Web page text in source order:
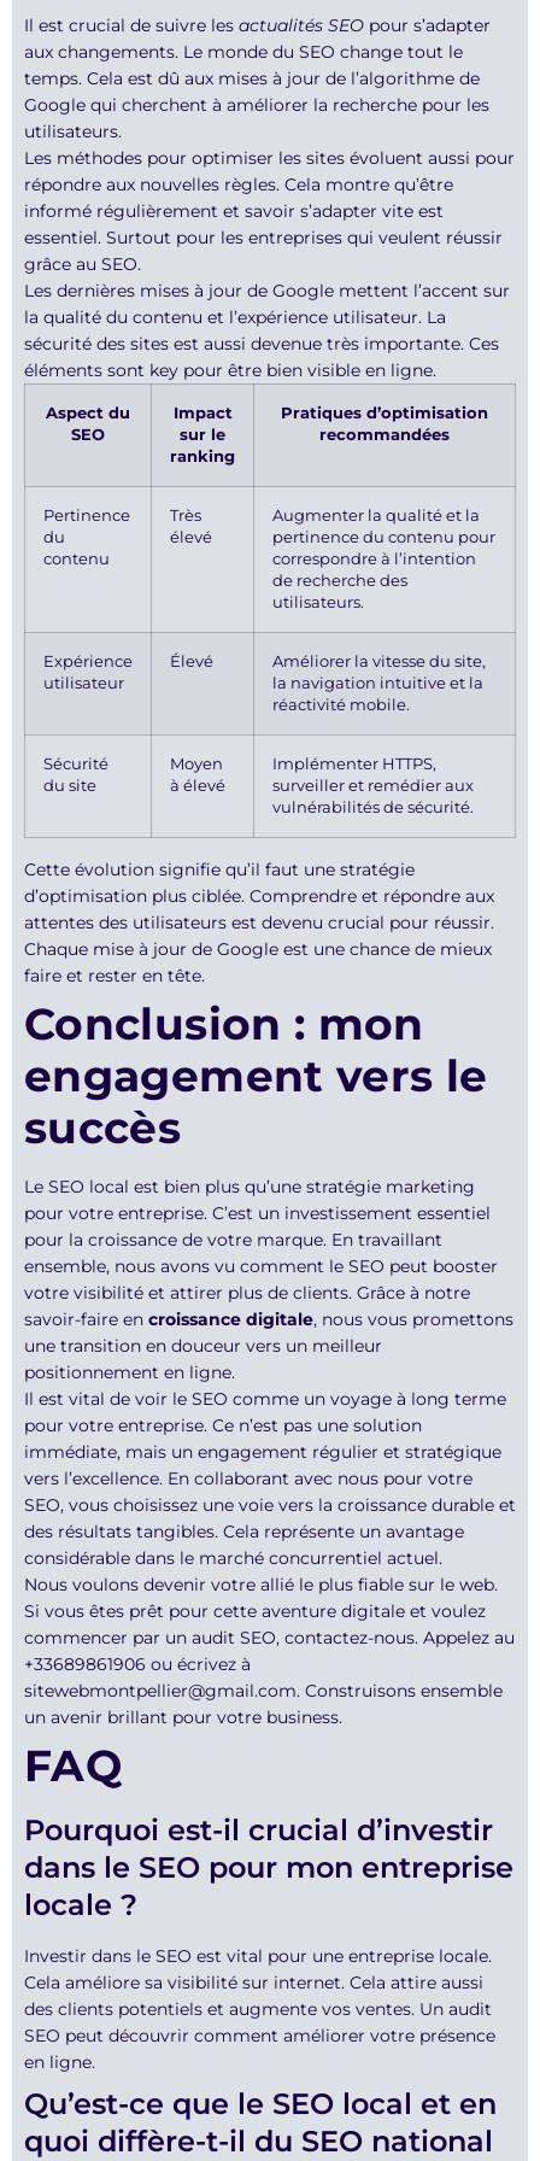
Il est crucial de suivre les actualités SEO pour s’adapter
aux changements. Le monde du SEO change tout le
temps. Cela est dû aux mises à jour de l’algorithme de
Google qui cherchent à améliorer la recherche pour les
utilisateurs.
Les méthodes pour optimiser les sites évoluent aussi pour
répondre aux nouvelles règles. Cela montre qu’être
informé régulièrement et savoir s’adapter vite est
essentiel. Surtout pour les entreprises qui veulent réussir
grâce au SEO.
Les dernières mises à jour de Google mettent l’accent sur
la qualité du contenu et l’expérience utilisateur. La
sécurité des sites est aussi devenue très importante. Ces
éléments sont key pour être bien visible en ligne.
Aspect du
SEO
Impact
sur le
ranking
Pratiques d’optimisation
recommandées
Pertinence
du
contenu
Très
élevé
Augmenter la qualité et la
pertinence du contenu pour
correspondre à l’intention
de recherche des
utilisateurs.
Expérience
utilisateur
Élevé
Améliorer la vitesse du site,
la navigation intuitive et la
réactivité mobile.
Sécurité
du site
Moyen
à élevé
Implémenter HTTPS,
surveiller et remédier aux
vulnérabilités de sécurité.
Cette évolution signifie qu’il faut une stratégie
d’optimisation plus ciblée. Comprendre et répondre aux
attentes des utilisateurs est devenu crucial pour réussir.
Chaque mise à jour de Google est une chance de mieux
faire et rester en tête.
Conclusion : mon
engagement vers le
succès
Le SEO local est bien plus qu’une stratégie marketing
pour votre entreprise. C’est un investissement essentiel
pour la croissance de votre marque. En travaillant
ensemble, nous avons vu comment le SEO peut booster
votre visibilité et attirer plus de clients. Grâce à notre
savoir-faire en croissance digitale, nous vous promettons
une transition en douceur vers un meilleur
positionnement en ligne.
Il est vital de voir le SEO comme un voyage à long terme
pour votre entreprise. Ce n’est pas une solution
immédiate, mais un engagement régulier et stratégique
vers l’excellence. En collaborant avec nous pour votre
SEO, vous choisissez une voie vers la croissance durable et
des résultats tangibles. Cela représente un avantage
considérable dans le marché concurrentiel actuel.
Nous voulons devenir votre allié le plus fiable sur le web.
Si vous êtes prêt pour cette aventure digitale et voulez
commencer par un audit SEO, contactez-nous. Appelez au
+33689861906 ou écrivez à
sitewebmontpellier@gmail.com. Construisons ensemble
un avenir brillant pour votre business.
FAQ
Pourquoi est-il crucial d’investir
dans le SEO pour mon entreprise
locale ?
Investir dans le SEO est vital pour une entreprise locale.
Cela améliore sa visibilité sur internet. Cela attire aussi
des clients potentiels et augmente vos ventes. Un audit
SEO peut découvrir comment améliorer votre présence
en ligne.
Qu’est-ce que le SEO local et en
quoi diffère-t-il du SEO national